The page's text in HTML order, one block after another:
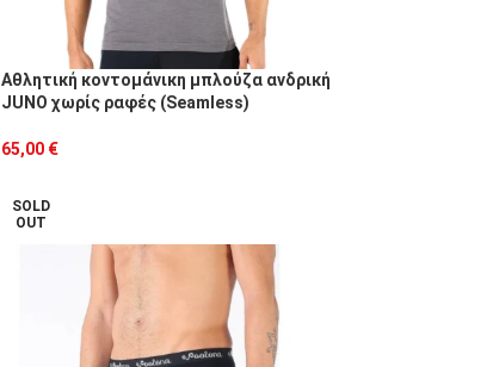
Αθλητική κοντομάνικη μπλούζα ανδρική
JUNO χωρίς ραφές (Seamless)
65,00 €
SOLD
OUT